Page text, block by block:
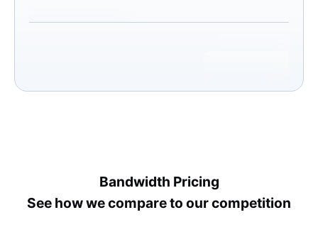
Bandwidth Pricing
See how we compare to our competition